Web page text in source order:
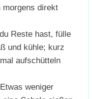
morgens direkt
Reste hast, fülle
und kühle; kurz
aufschütteln
weniger